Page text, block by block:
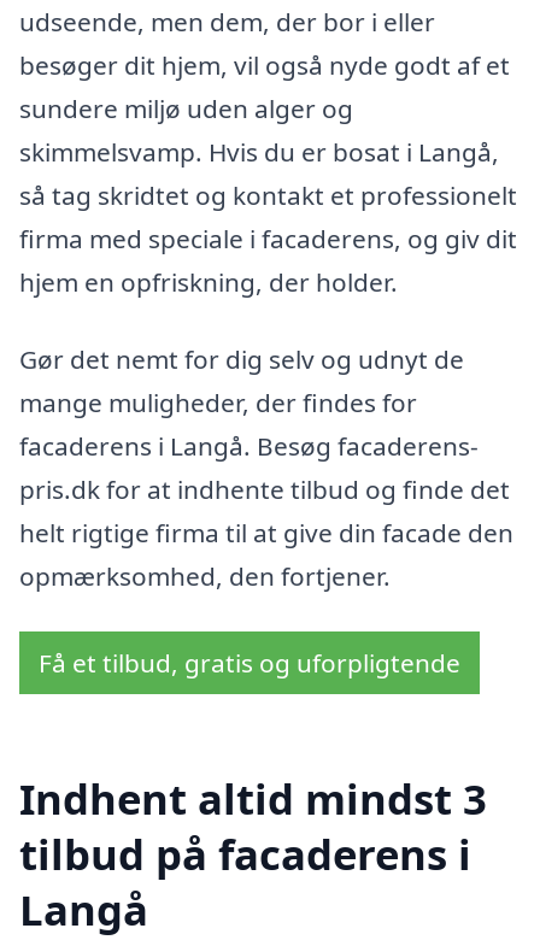
udseende, men dem, der bor i eller
besøger dit hjem, vil også nyde godt af et
sundere miljø uden alger og
skimmelsvamp. Hvis du er bosat i Langå,
så tag skridtet og kontakt et professionelt
firma med speciale i facaderens, og giv dit
hjem en opfriskning, der holder.
Gør det nemt for dig selv og udnyt de
mange muligheder, der findes for
facaderens i Langå. Besøg facaderens-
pris.dk for at indhente tilbud og finde det
helt rigtige firma til at give din facade den
opmærksomhed, den fortjener.
Få et tilbud, gratis og uforpligtende
Indhent altid mindst 3
tilbud på facaderens i
Langå